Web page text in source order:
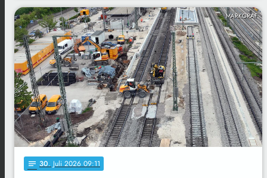
MARKGRAF
notes 30. Juli 2026 09:11